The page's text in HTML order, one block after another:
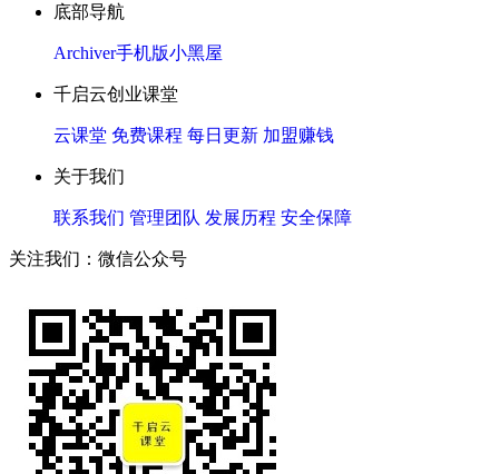
底部导航
Archiver手机版小黑屋
千启云创业课堂
云课堂 免费课程 每日更新 加盟赚钱
关于我们
联系我们 管理团队 发展历程 安全保障
关注我们：微信公众号